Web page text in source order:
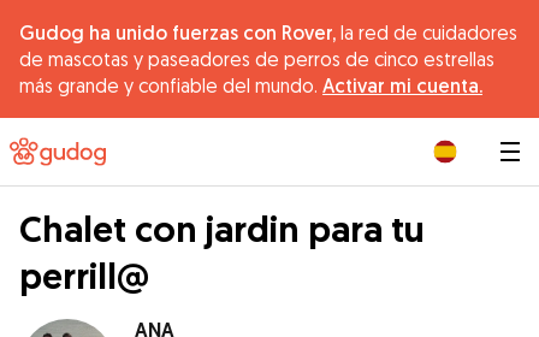
Gudog ha unido fuerzas con Rover, la red de cuidadores
de mascotas y paseadores de perros de cinco estrellas
más grande y confiable del mundo. Activar mi cuenta.
Chalet con jardin para tu
perrill@
ANA